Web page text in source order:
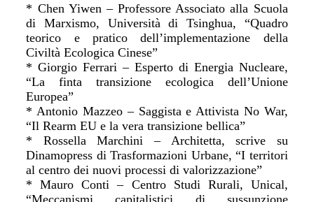
* Chen Yiwen – Professore Associato alla Scuola
di Marxismo, Università di Tsinghua, “Quadro
teorico e pratico dell’implementazione della
Civiltà Ecologica Cinese”
* Giorgio Ferrari – Esperto di Energia Nucleare,
“La finta transizione ecologica dell’Unione
Europea”
* Antonio Mazzeo – Saggista e Attivista No War,
“Il Rearm EU e la vera transizione bellica”
* Rossella Marchini – Architetta, scrive su
Dinamopress di Trasformazioni Urbane, “I territori
al centro dei nuovi processi di valorizzazione”
* Mauro Conti – Centro Studi Rurali, Unical,
“Meccanismi capitalistici di sussunzione